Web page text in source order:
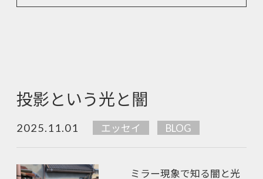
投影という光と闇
2025.11.01 エッセイ BLOG
ミラー現象で知る闇と光